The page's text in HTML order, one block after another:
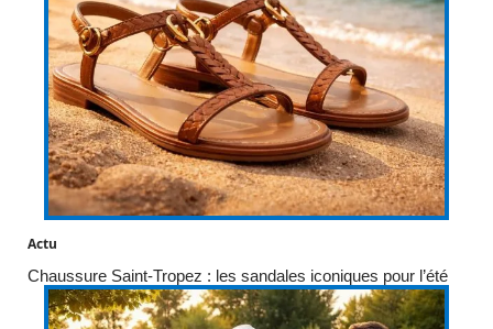
Actu
Chaussure Saint-Tropez : les sandales iconiques pour l’été